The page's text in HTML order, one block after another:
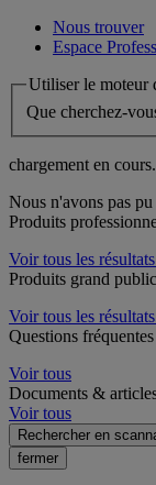
Nous trouver
Espace
Utiliser le moteur
Que cherchez-
chargement en
Nous n'avons pas
Produits
Voir tous les
Produits grand public
Voir tous les
Questions fréquentes
Voir tous
Documents &
Voir tous
Rechercher en
fermer